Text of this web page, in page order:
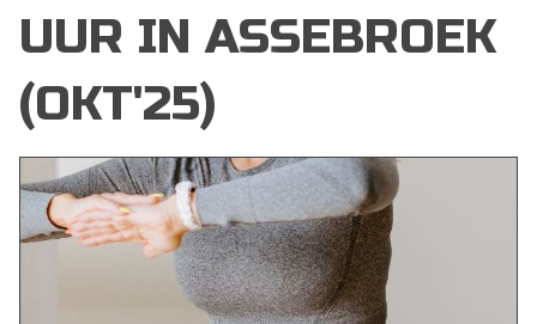
UUR IN ASSEBROEK
(OKT'25)